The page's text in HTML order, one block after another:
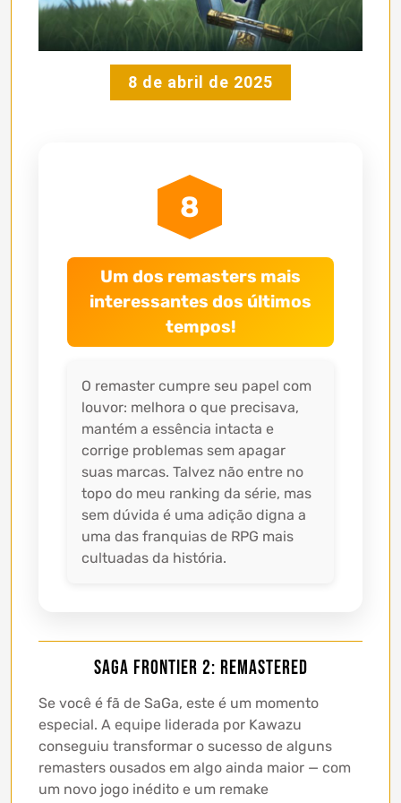
8 de abril de 2025
8
Um dos remasters mais
interessantes dos últimos
tempos!
O remaster cumpre seu papel com
louvor: melhora o que precisava,
mantém a essência intacta e
corrige problemas sem apagar
suas marcas. Talvez não entre no
topo do meu ranking da série, mas
sem dúvida é uma adição digna a
uma das franquias de RPG mais
cultuadas da história.
SaGa Frontier 2: Remastered
Se você é fã de SaGa, este é um momento
especial. A equipe liderada por Kawazu
conseguiu transformar o sucesso de alguns
remasters ousados em algo ainda maior — com
um novo jogo inédito e um remake